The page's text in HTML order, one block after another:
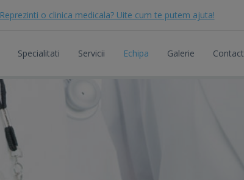
Reprezinti o clinica medicala? Uite cum te putem ajuta!
Specialitati Servicii Echipa Galerie Contact